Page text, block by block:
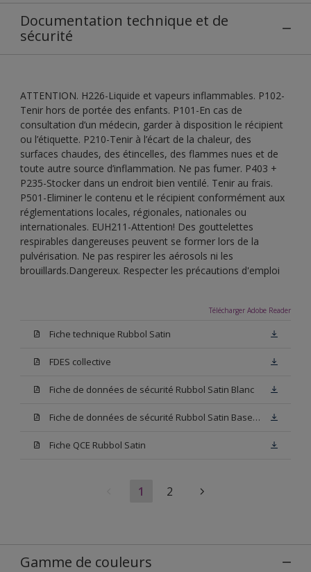
Documentation technique et de
sécurité
ATTENTION. H226-Liquide et vapeurs inflammables. P102-
Tenir hors de portée des enfants. P101-En cas de
consultation d’un médecin, garder à disposition le récipient
ou l’étiquette. P210-Tenir à l’écart de la chaleur, des
surfaces chaudes, des étincelles, des flammes nues et de
toute autre source d’inflammation. Ne pas fumer. P403 +
P235-Stocker dans un endroit bien ventilé. Tenir au frais.
P501-Eliminer le contenu et le récipient conformément aux
réglementations locales, régionales, nationales ou
internationales. EUH211-Attention! Des gouttelettes
respirables dangereuses peuvent se former lors de la
pulvérisation. Ne pas respirer les aérosols ni les
brouillards.Dangereux. Respecter les précautions d'emploi
Télécharger Adobe Reader
Fiche technique Rubbol Satin
FDES collective
Fiche de données de sécurité Rubbol Satin Blanc
Fiche de données de sécurité Rubbol Satin Base W05
Fiche QCE Rubbol Satin
1 2
Gamme de couleurs